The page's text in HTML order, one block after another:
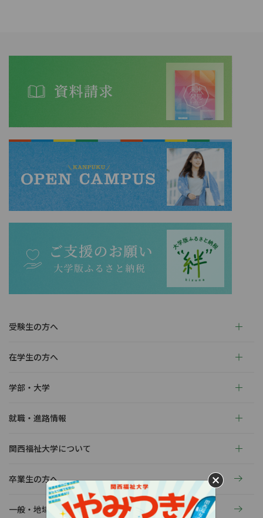
受験生の方へ
在学生の方へ
学部・大学
就職・進路情報
関西福祉大学について
卒業生の方へ
一般・地域の方へ